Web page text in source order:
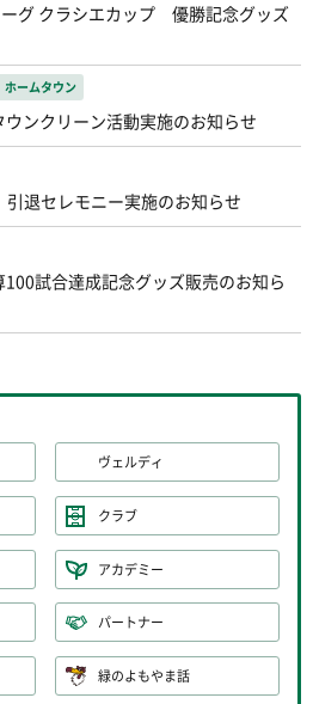
ーグ クラシエカップ 優勝記念グッズ
ホームタウン
ンクリーン活動実施のお知らせ
退セレモニー実施のお知らせ
試合達成記念グッズ販売のお知ら
ヴェルディ
クラブ
アカデミー
パートナー
緑のよもやま話